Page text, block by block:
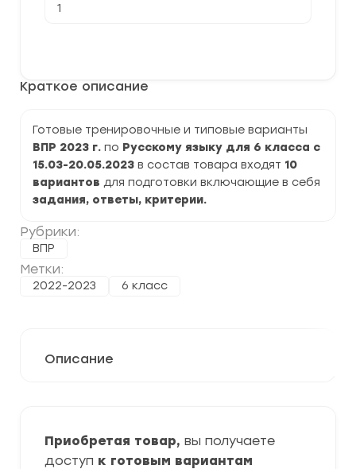
Краткое описание
Готовые тренировочные и типовые варианты
ВПР 2023 г. по Русскому языку для 6 класса с
15.03-20.05.2023 в состав товара входят 10
вариантов для подготовки включающие в себя
задания, ответы, критерии.
Рубрики:
ВПР
Метки:
2022-2023 6 класс
товара
Русскому
класс
задания
и
ответы
Описание
Приобретая товар, вы получаете
доступ к готовым вариантам